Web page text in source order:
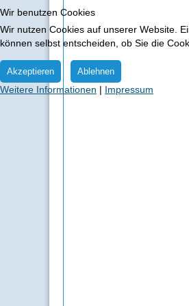
Wir benutzen Cookies
Wir nutzen Cookies auf unserer Website.
können selbst entscheiden, ob Sie die
Akzeptieren Ablehnen
Weitere Informationen | Impressum